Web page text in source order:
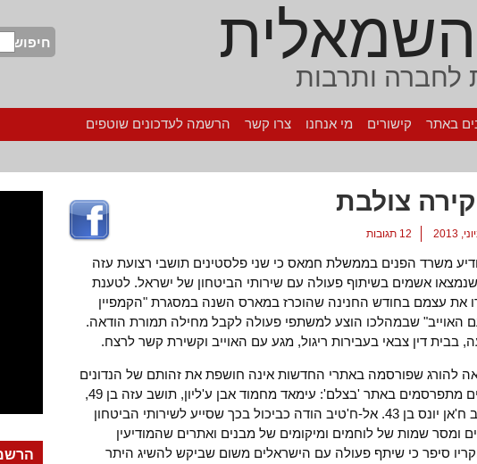
לחברה ותרבות
חיפוש
באתר קישורים מי אנחנו צרו קשר הרשמה לעדכונים שוטפים
צולבת
12 תגובות
(23 ביוני) הודיע משרד הפנים בממשלת חמאס כי שני פלסטינים תושבי רצועת עזה
שנמצאו אשמים בשיתוף פעולה עם שירותי הביטחון של ישראל. לטענת
את עצמם בחודש החנינה שהוכרז במארס השנה במסגרת "הקמפיין
האוייב" שבמהלכו הוצע למשתפי פעולה לקבל מחילה תמורת הודאה.
בבית דין צבאי בעבירות ריגול, מגע עם האוייב וקשירת קשר לרצח.
להורג שפורסמה באתרי החדשות אינה חושפת את זהותם של הנדונים
למוות, אך שמותיהם המלאים מתפרסמים באתר 'בצלם': עימאד מחמוד אבן ע'ליון, תושב עזה בן 49,
וחוסיין יוסף אל-ח'טיב, תושב ח'אן יונס בן 43. אל-ח'טיב הודה כביכול בכך שסייע לשירותי הביטחון
ומסר שמות של לוחמים ומיקומים של מבנים ואתרים שהמודיעין
סיפר כי שיתף פעולה עם הישראלים משום שביקש להשיג היתר